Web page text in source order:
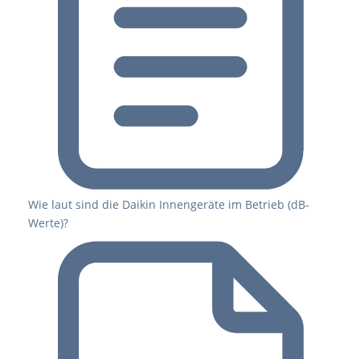
Wie laut sind die Daikin Innengeräte im Betrieb (dB-
Werte)?